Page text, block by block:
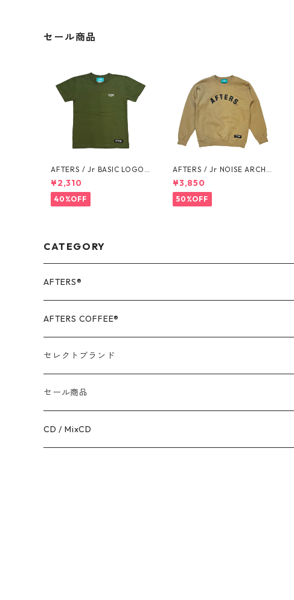
セール商品
AFTERS / Jr BASIC LOGO
TEE
¥2,310
40%OFF
AFTERS / Jr NOISE ARCH L
OGO SWEAT
¥3,850
50%OFF
CATEGORY
AFTERS®️
OUTER
TOPS
BOTTOMS
GOODS
AFTERS COFFEE®️
APPALEL / GOODS
COFFEE
セレクトブランド
MR.OLIVE
RACAL
セール商品
OUTER
CD / MixCD